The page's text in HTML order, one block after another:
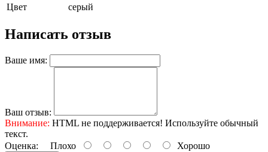
Цвет
серый
Написать отзыв
Ваше имя:
Ваш отзыв:
Внимание: HTML не поддерживается! Используйте обычный
текст.
Оценка: Плохо Хорошо